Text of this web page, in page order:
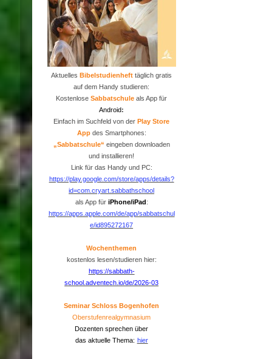
Aktuelles Bibelstudienheft täglich gratis
auf dem Handy studieren:
KostenloseSabbatschule als App für
Android:
Einfach im Suchfeld von der P lay Store
Appdes Smartphones:
„Sabbatschule“ eingeben downloaden
und installieren!
Link für das Handy und PC:
https://play.google.com/store/apps/details?
id=com.cryart.sabbathschool
als App für iPhone/iPad :
https://apps.apple.com/de/app/sabbatschul
e/id895272167
Wochenthemen
kostenlos lesen/studieren hier:
https://sabbath-
school.adventech.io/de/2026-03
Seminar Schloss Bogenhofen
Oberstufenrealgymnasium
Dozenten sprechen über
das aktuelle Thema: hier